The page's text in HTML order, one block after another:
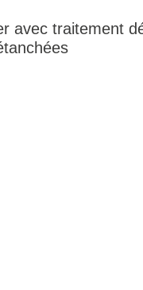
avec traitement